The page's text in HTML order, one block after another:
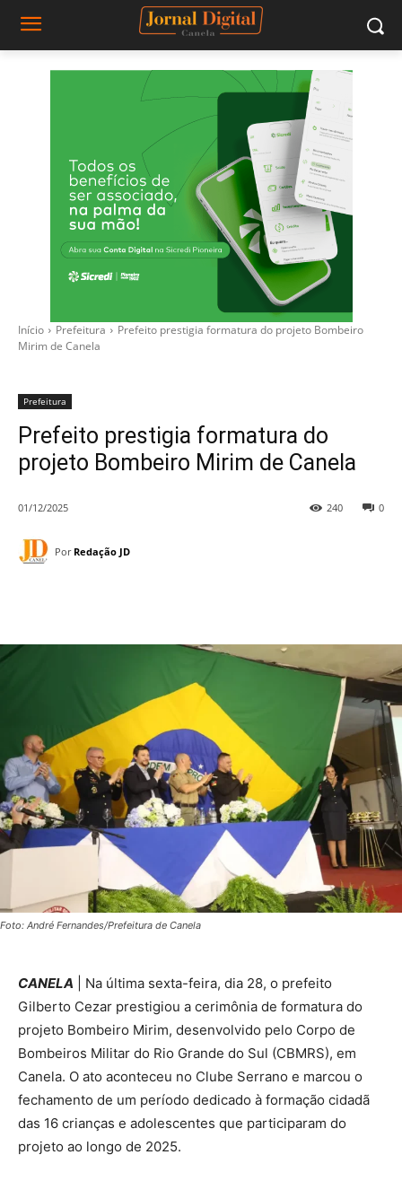
Início Prefeitura
Prefeito prestigia formatura do projeto Bombeiro
Mirim de Canela
Prefeitura
Prefeito prestigia formatura do
projeto Bombeiro Mirim de Canela
01/12/2025 0
240
Por Redação JD
Foto: André Fernandes/Prefeitura de Canela
CANELA | Na última sexta-feira, dia 28, o prefeito
Gilberto Cezar prestigiou a cerimônia de formatura do
projeto Bombeiro Mirim, desenvolvido pelo Corpo de
Bombeiros Militar do Rio Grande do Sul (CBMRS), em
Canela. O ato aconteceu no Clube Serrano e marcou o
fechamento de um período dedicado à formação cidadã
das 16 crianças e adolescentes que participaram do
projeto ao longo de 2025.